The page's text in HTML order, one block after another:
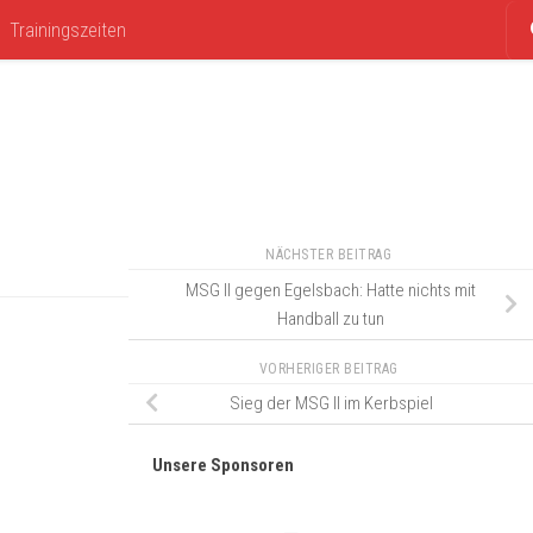
Trainingszeiten
NÄCHSTER BEITRAG
MSG II gegen Egelsbach: Hatte nichts mit
Handball zu tun
VORHERIGER BEITRAG
Sieg der MSG II im Kerbspiel
Unsere Sponsoren